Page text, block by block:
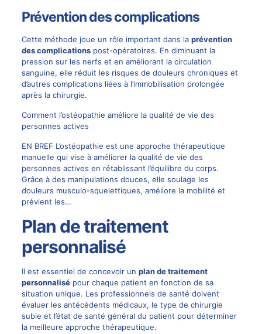
Prévention des complications
Cette méthode joue un rôle important dans la prévention
des complicationspost-opératoires. En diminuant la
pression sur les nerfs et en améliorant la circulation
sanguine, elle réduit les risques de douleurs chroniques et
d’autres complications liées à l’immobilisation prolongée
après la chirurgie.
Comment l’ostéopathie améliore la qualité de vie des
personnes actives
EN BREF L’ostéopathie est une approche thérapeutique
manuelle qui vise à améliorer la qualité de vie des
personnes actives en rétablissant l’équilibre du corps.
Grâce à des manipulations douces, elle soulage les
douleurs musculo-squelettiques, améliore la mobilité et
prévient les…
Plan de traitement
personnalisé
Il est essentiel de concevoir un plan de traitement
personnalisépour chaque patient en fonction de sa
situation unique. Les professionnels de santé doivent
évaluer les antécédents médicaux, le type de chirurgie
subie et l’état de santé général du patient pour déterminer
la meilleure approche thérapeutique.